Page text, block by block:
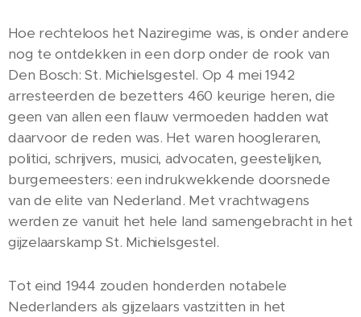
Hoe rechteloos het Naziregime was, is onder andere
nog te ontdekken in een dorp onder de rook van
Den Bosch: St. Michielsgestel. Op 4 mei 1942
arresteerden de bezetters 460 keurige heren, die
geen van allen een flauw vermoeden hadden wat
daarvoor de reden was. Het waren hoogleraren,
politici, schrijvers, musici, advocaten, geestelijken,
burgemeesters: een indrukwekkende doorsnede
van de elite van Nederland. Met vrachtwagens
werden ze vanuit het hele land samengebracht in het
gijzelaarskamp St. Michielsgestel.
Tot eind 1944 zouden honderden notabele
Nederlanders als gijzelaars vastzitten in het